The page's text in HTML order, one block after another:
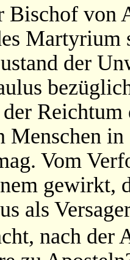
Bischof von
Martyrium
der
Reichtum
Menschen
Vom
gewirkt,
als
nach der